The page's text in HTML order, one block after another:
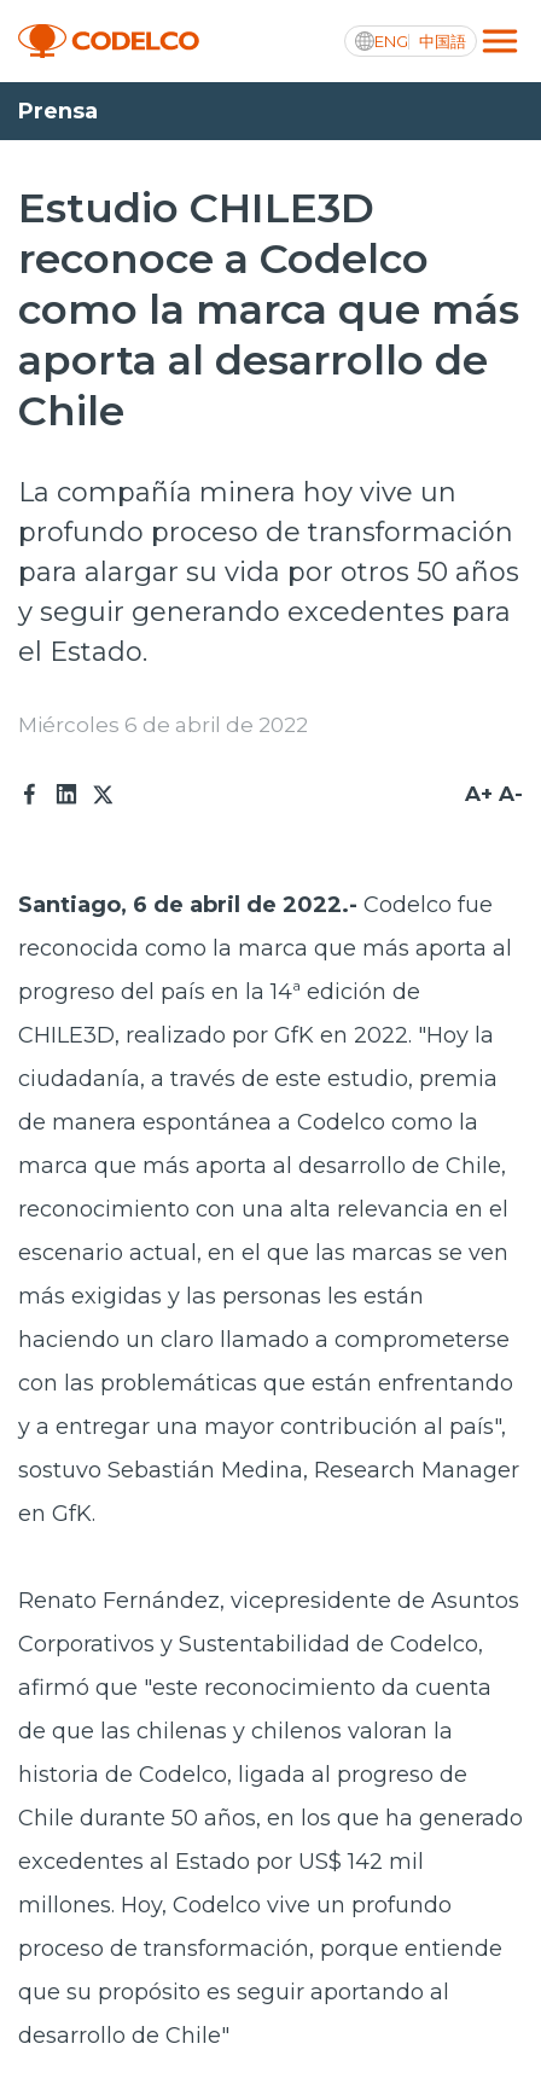
ENG 中国語
Transparencia activa
Nosotros
Operaciones
Proyectos
Sustentabilidad
Inversionistas
Prensa
Trabaja en Codelco
Canales de denuncia
Prensa
Estudio CHILE3D
reconoce a Codelco
como la marca que más
aporta al desarrollo de
Chile
La compañía minera hoy vive un
profundo proceso de transformación
para alargar su vida por otros 50 años
y seguir generando excedentes para
el Estado.
Miércoles 6 de abril de 2022
A+ A-
Santiago, 6 de abril de 2022.- Codelco fue
reconocida como la marca que más aporta al
progreso del país en la 14ª edición de
CHILE3D, realizado por GfK en 2022. "Hoy la
ciudadanía, a través de este estudio, premia
de manera espontánea a Codelco como la
marca que más aporta al desarrollo de Chile,
reconocimiento con una alta relevancia en el
escenario actual, en el que las marcas se ven
más exigidas y las personas les están
haciendo un claro llamado a comprometerse
con las problemáticas que están enfrentando
y a entregar una mayor contribución al país",
sostuvo Sebastián Medina, Research Manager
en GfK.
Renato Fernández, vicepresidente de Asuntos
Corporativos y Sustentabilidad de Codelco,
afirmó que "este reconocimiento da cuenta
de que las chilenas y chilenos valoran la
historia de Codelco, ligada al progreso de
Chile durante 50 años, en los que ha generado
excedentes al Estado por US$ 142 mil
millones. Hoy, Codelco vive un profundo
proceso de transformación, porque entiende
que su propósito es seguir aportando al
desarrollo de Chile"